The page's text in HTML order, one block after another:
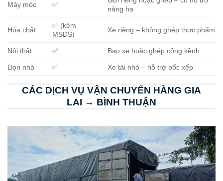
Máy móc ✅
nâng hạ
Hóa chất
✅ (kèm
MSDS)
Xe riêng – không ghép thực phẩm
Nội thất ✅ Bao xe hoặc ghép cồng kềnh
Dọn nhà ✅ Xe tải nhỏ – hỗ trợ bốc xếp
CÁC DỊCH VỤ VẬN CHUYỂN HÀNG GIA
LAI → BÌNH THUẬN